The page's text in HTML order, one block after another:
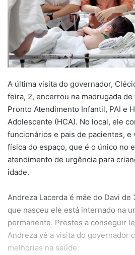
A última visita do governador,
feira, 2, encerrou na madrugada
Pronto Atendimento Infantil, PAI e
Adolescente (HCA). No local, ele
funcionários e pais de pacientes,
física do espaço, que é o único no
atendimento de urgência para
idade.
Andreza Lacerda é mãe do Davi de
que nasceu ele está internado na
permanente. Prestes a conseguir
Andreza vê a visita do governador
melhorias na saúde.